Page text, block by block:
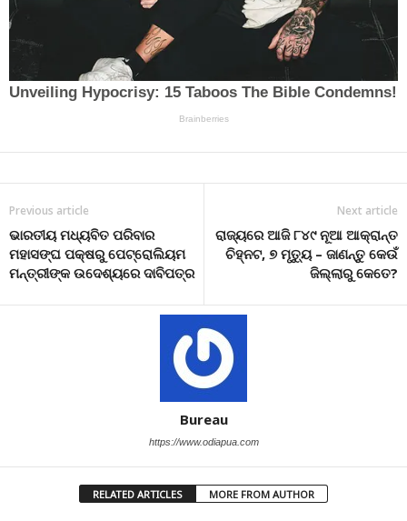
Previous article
ଭାରତୀୟ ମଧ୍ୟବିତ ପରିବାର
ମହାସଙ୍ଘ ପକ୍ଷରୁ ପେଟ୍ରୋଲିୟମ
ମନ୍ତ୍ରୀଙ୍କ ଉଦେଶ୍ୟରେ ଦାବିପତ୍ର
Next article
ରାଜ୍ୟରେ ଆଜି ୮୪୯ ନୂଆ ଆକ୍ରାନ୍ତ
ଚିହ୍ନଟ, ୭ ମୃତ୍ୟୁ – ଜାଣନ୍ତୁ କେଉଁ
ଜିଲ୍ଲାରୁ କେତେ?
Bureau
https://www.odiapua.com
RELATED ARTICLES MORE FROM AUTHOR